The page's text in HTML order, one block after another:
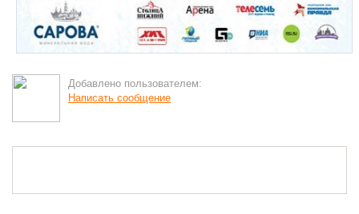
Добавлено пользователем:
Написать сообщение